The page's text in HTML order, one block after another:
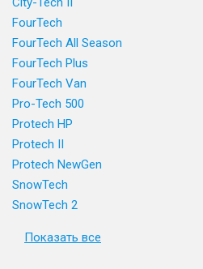
FourTech
FourTech All Season
FourTech Plus
FourTech Van
Pro-Tech 500
Protech HP
Protech II
Protech NewGen
SnowTech
SnowTech 2
Показать все